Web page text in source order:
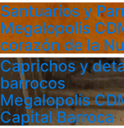
Santuarios y
Megalopolis
corazón de la
Caprichos y
barrocos
Megalopolis
Capital Barroca